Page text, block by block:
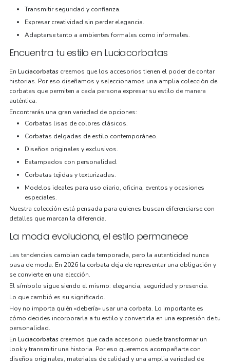
Transmitir seguridad y confianza.
Expresar creatividad sin perder elegancia.
Adaptarse tanto a ambientes formales como informales.
Encuentra tu estilo en Luciacorbatas
En Luciacorbatas creemos que los accesorios tienen el poder de contar
historias. Por eso diseñamos y seleccionamos una amplia colección de
corbatas que permiten a cada persona expresar su estilo de manera
auténtica.
Encontrarás una gran variedad de opciones:
Corbatas lisas de colores clásicos.
Corbatas delgadas de estilo contemporáneo.
Diseños originales y exclusivos.
Estampados con personalidad.
Corbatas tejidas y texturizadas.
Modelos ideales para uso diario, oficina, eventos y ocasiones
especiales.
Nuestra colección está pensada para quienes buscan diferenciarse con
detalles que marcan la diferencia.
La moda evoluciona, el estilo permanece
Las tendencias cambian cada temporada, pero la autenticidad nunca
pasa de moda. En 2026 la corbata deja de representar una obligación y
se convierte en una elección.
El símbolo sigue siendo el mismo: elegancia, seguridad y presencia.
Lo que cambió es su significado.
Hoy no importa quién «debería» usar una corbata. Lo importante es
cómo decides incorporarla a tu estilo y convertirla en una expresión de tu
personalidad.
En Luciacorbatas creemos que cada accesorio puede transformar un
look y transmitir una historia. Por eso queremos acompañarte con
diseños originales, materiales de calidad y una amplia variedad de